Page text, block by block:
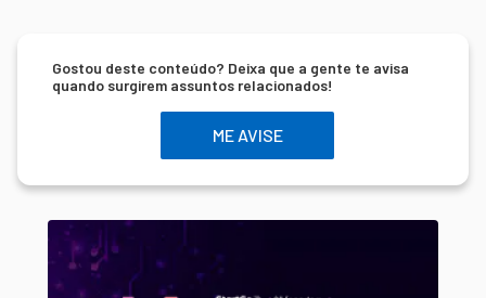
Gostou deste conteúdo? Deixa que a gente te avisa
quando surgirem assuntos relacionados!
ME AVISE